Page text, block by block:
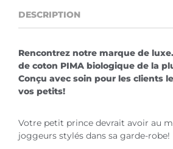
DESCRIPTION
Rencontrez notre marque de
de coton PIMA biologique de la
Conçu avec soin pour les clients
vos petits!
Votre petit prince devrait avoir au
joggeurs stylés dans sa garde-robe!